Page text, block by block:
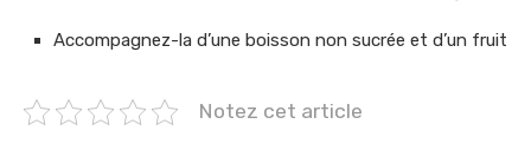
Accompagnez-la d’une boisson non sucrée et d’un fruit
Notez cet article